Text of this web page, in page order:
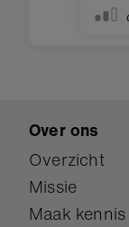
Over ons
Overzicht
Missie
Maak